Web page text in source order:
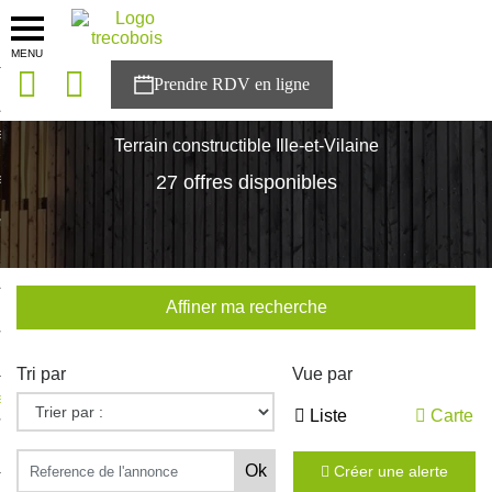
MENU
solutions
Trecobois
à NESTOR
Terrain constructible Ille-et-Vilaine
27 offres disponibles
Affiner ma recherche
Tri par Vue par
Liste Carte
Créer une alerte